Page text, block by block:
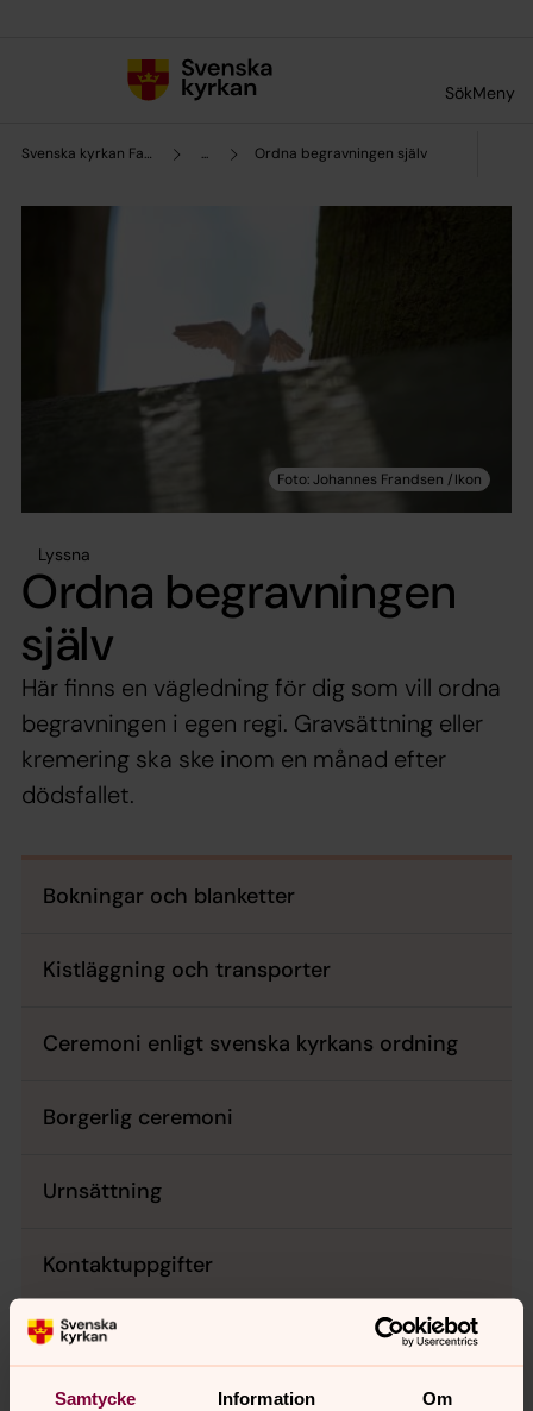
Samtycke Information Om
SökMeny
Svenska kyrkan Falun ... Ordna begravningen själv
Lyssna
Ordna begravningen
själv
Här finns en vägledning för dig som vill ordna
begravningen i egen regi. Gravsättning eller
kremering ska ske inom en månad efter
dödsfallet.
Bokningar och blanketter
Kistläggning och transporter
Ceremoni enligt svenska kyrkans ordning
Borgerlig ceremoni
Urnsättning
Kontaktuppgifter
Kravspecifikation för egentillverkad kista
eller askurna